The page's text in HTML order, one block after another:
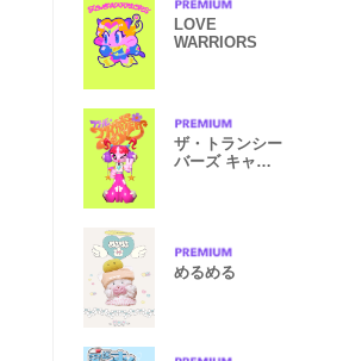
LOVE
WARRIORS
ザ・トランシー
バーズ キャッ
めるめる